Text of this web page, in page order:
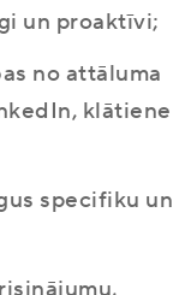
un proaktīvi;
no attāluma
klātiene
specifiku un